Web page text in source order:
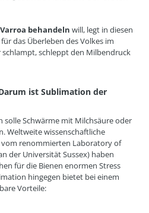
behandeln will, legt in diesen
das Überleben des Volkes im
schleppt den Milbendruck
ist Sublimation der
solle Schwärme mit Milchsäure oder
Weltweite wissenschaftliche
renommierten Laboratory of
der Universität Sussex) haben
für die Bienen enormen Stress
hingegen bietet bei einem
Vorteile: